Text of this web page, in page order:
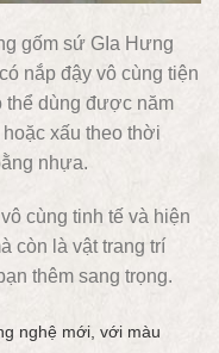
gốm sứ GIa Hưng
nắp đậy vô cùng tiện
thể dùng được năm
xấu theo thời
nhựa.
cùng tinh tế và hiện
còn là vật trang trí
thêm sang trọng.
nghệ mới, với màu